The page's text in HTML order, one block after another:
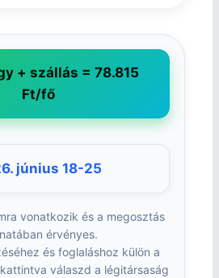
+ szállás = 78.815
Ft/fő
június 18-25
vonatkozik és a megosztás
érvényes.
és foglaláshoz külön a
válaszd a légitársaság